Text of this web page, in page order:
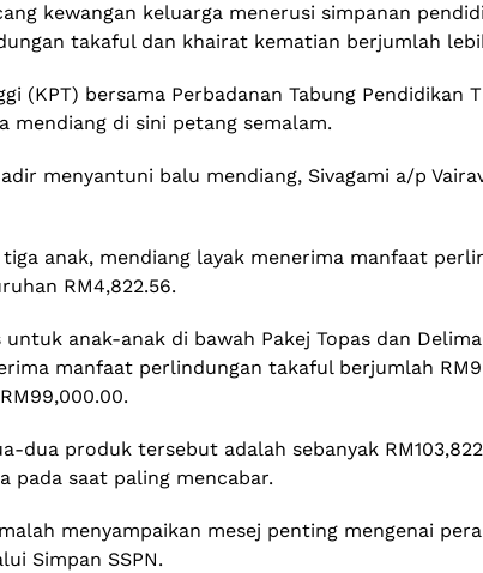
kewangan keluarga menerusi simpanan
takaful dan khairat kematian berjumlah
(KPT) bersama Perbadanan Tabung Pendidikan
mendiang di sini petang semalam.
menyantuni balu mendiang, Sivagami a/p
anak, mendiang layak menerima manfaat
RM4,822.56.
anak-anak di bawah Pakej Topas dan
manfaat perlindungan takaful berjumlah
dua produk tersebut adalah sebanyak
pada saat paling mencabar.
menyampaikan mesej penting mengenai
Simpan SSPN.